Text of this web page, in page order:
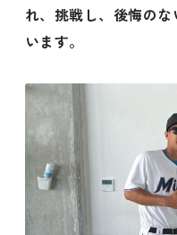
れ、挑戦し、後悔の
います。